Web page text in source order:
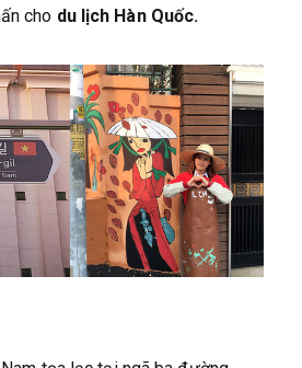
cho du lịch Hàn Quốc.